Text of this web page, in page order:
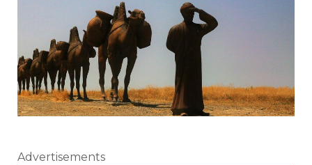
Advertisements